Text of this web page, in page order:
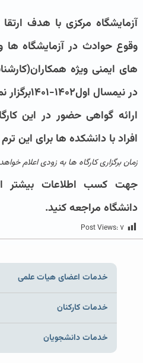
آزمایشگاه مرکزی با هدف
وقوع حوادث در آزمایشگاه ها
های ایمنی ویژه
در نیمسال اول۱۴۰۲-۱۴۰۱برگزار نماید.
ارائه گواهی حضور در این
افراد با دانشکده ها برای این
زمان برگزاری کارگاه ها به زودی اعلام
جهت کسب اطلاعات بیشتر
دانشگاه مراجعه کنید.
Post Views:۷
خدمات اعضای هیات علمی
خدمات کارکنان
خدمات دانشجویان